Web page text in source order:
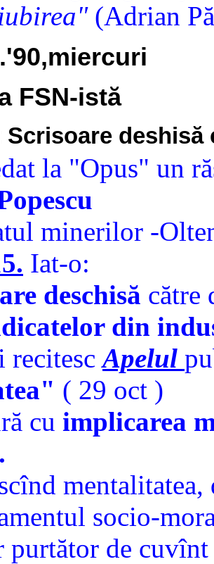
(Adrian
FSN-istă
Scrisoare deshisă
la "Opus" un
minerilor -
Iat-o:
deschisă către
din
recitescApelul
( 29 oct )
cu implicarea
socio-
purtător de